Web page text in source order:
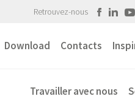
Retrouvez-nous
Download Contacts
Travailler avec nous